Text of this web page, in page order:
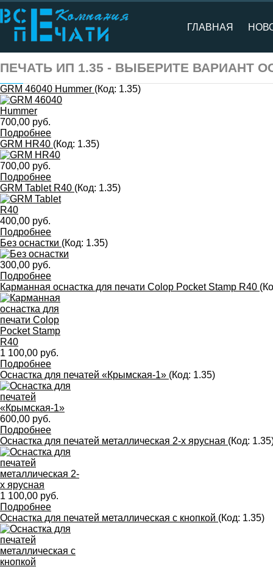
ГЛАВНАЯ
ПЕЧАТЬ ИП 1.35 - ВЫБЕРИТЕ ВАРИАНТ
GRM 46040 Hummer (Код: 1.35)
700,00 руб.
Подробнее
GRM HR40 (Код: 1.35)
700,00 руб.
Подробнее
GRM Tablet R40 (Код: 1.35)
400,00 руб.
Подробнее
Без оснастки (Код: 1.35)
300,00 руб.
Подробнее
Карманная оснастка для печати Colop Pocket Stamp R40
1 100,00 руб.
Подробнее
Оснастка для печатей «Крымская-1» (Код: 1.35)
600,00 руб.
Подробнее
Оснастка для печатей металлическая 2-х ярусная (Код: 1.35
1 100,00 руб.
Подробнее
Оснастка для печатей металлическая с кнопкой (Код: 1.35)